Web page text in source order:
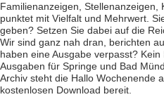
Familienanzeigen, Stellenanzeigen,
punktet mit Vielfalt und Mehrwert.
geben? Setzen Sie dabei auf die
Wir sind ganz nah dran, berichten
haben eine Ausgabe verpasst?
Ausgaben für Springe und Bad
Archiv steht die Hallo Wochenende
kostenlosen Download bereit.